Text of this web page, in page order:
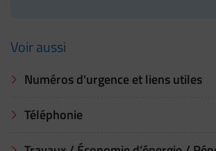
Voir aussi
Numéros d'urgence et liens utiles
Téléphonie